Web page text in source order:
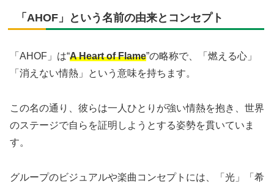
「AHOF」という名前の由来とコンセプト
「AHOF」は“A Heart of Flame”の略称で、「燃える心」
「消えない情熱」という意味を持ちます。
この名の通り、彼らは一人ひとりが強い情熱を抱き、世界
のステージで自らを証明しようとする姿勢を貫いていま
す。
グループのビジュアルや楽曲コンセプトには、「光」「希